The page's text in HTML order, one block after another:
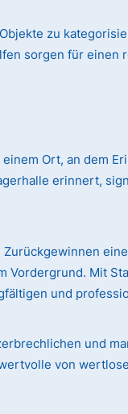
zu
sorgen für einen
Ort, an dem
erinnert,
Vordergrund. Mit
und
und
von